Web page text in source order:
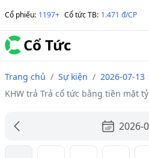
Cổ phiếu: 1197+ Cổ tức TB: 1.471 đ/CP
Cổ Tức
Trang chủ / Sự kiện / 2026-07-13
KHW trả Trả cổ tức bằng tiền mặt
2026-